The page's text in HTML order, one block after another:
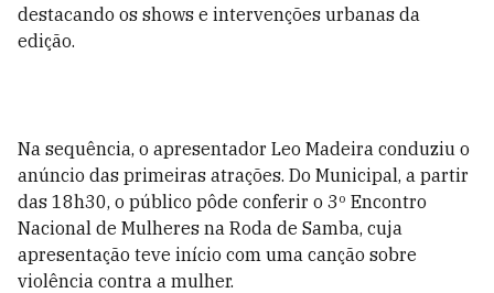
destacando os shows e intervenções urbanas da
edição.
Na sequência, o apresentador Leo Madeira conduziu o
anúncio das primeiras atrações. Do Municipal, a partir
das 18h30, o público pôde conferir o 3º Encontro
Nacional de Mulheres na Roda de Samba, cuja
apresentação teve início com uma canção sobre
violência contra a mulher.